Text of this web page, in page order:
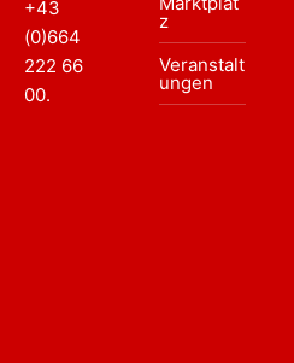
+43
(0)664
222 66
00.
z
Veranstalt
ungen